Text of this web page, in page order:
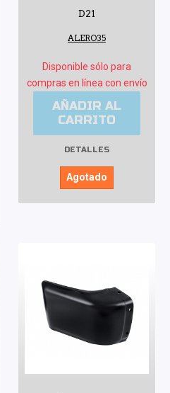
D21
ALERO35
Disponible sólo para
compras en línea con envío
AÑADIR AL
CARRITO
DETALLES
Agotado